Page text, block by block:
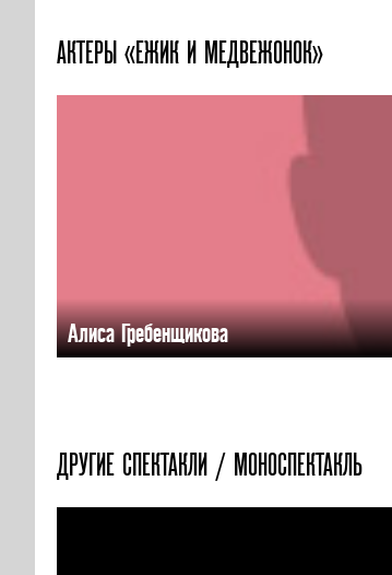
АКТЕРЫ «ЕЖИК И МЕДВЕЖОНОК»
Алиса Гребенщикова
ДРУГИЕ СПЕКТАКЛИ / МОНОСПЕКТАКЛЬ